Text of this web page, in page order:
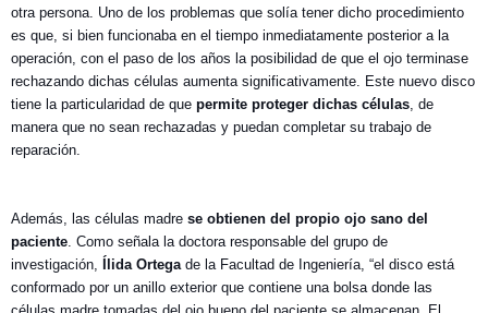
otra persona. Uno de los problemas que solía tener dicho procedimiento
es que, si bien funcionaba en el tiempo inmediatamente posterior a la
operación, con el paso de los años la posibilidad de que el ojo terminase
rechazando dichas células aumenta significativamente. Este nuevo disco
tiene la particularidad de que permite proteger dichas células, de
manera que no sean rechazadas y puedan completar su trabajo de
reparación.
Además, las células madre se obtienen del propio ojo sano del
paciente. Como señala la doctora responsable del grupo de
investigación,
Ílida Ortegade la Facultad de Ingeniería, “el disco está
conformado por un anillo exterior que contiene una bolsa donde las